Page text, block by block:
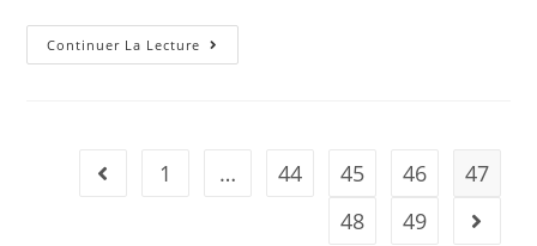
Continuer La Lecture
1 … 44 45 46
47
48
49